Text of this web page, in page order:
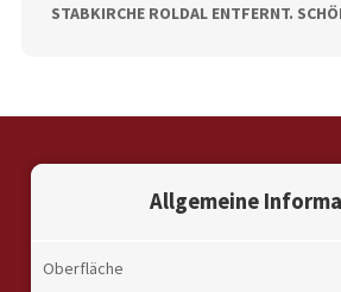
STABKIRCHE ROLDAL ENTFERNT.
Allgemeine
Oberfläche